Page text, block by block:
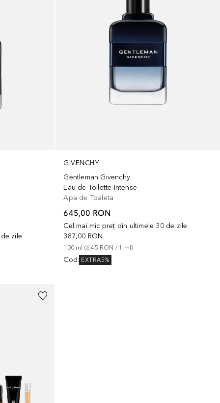
zile
GIVENCHY
Gentleman Givenchy
Eau de Toilette Intense
Apa de Toaleta
645,00 RON
Cel mai mic preț din ultimele 30 de zile
387,00 RON
100 ml (6,45 RON / 1 ml)
Cod: EXTRA5%